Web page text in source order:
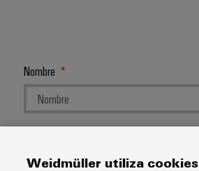
Nombre
Weidmüller utiliza cookies